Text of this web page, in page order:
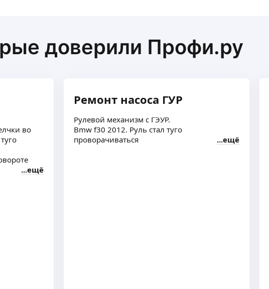
доверили Профи.ру
во
ещё
Ремонт насоса ГУР
Рулевой механизм с ГЭУР.
Bmw f30 2012. Руль стал туго
проворачиваться
ещё